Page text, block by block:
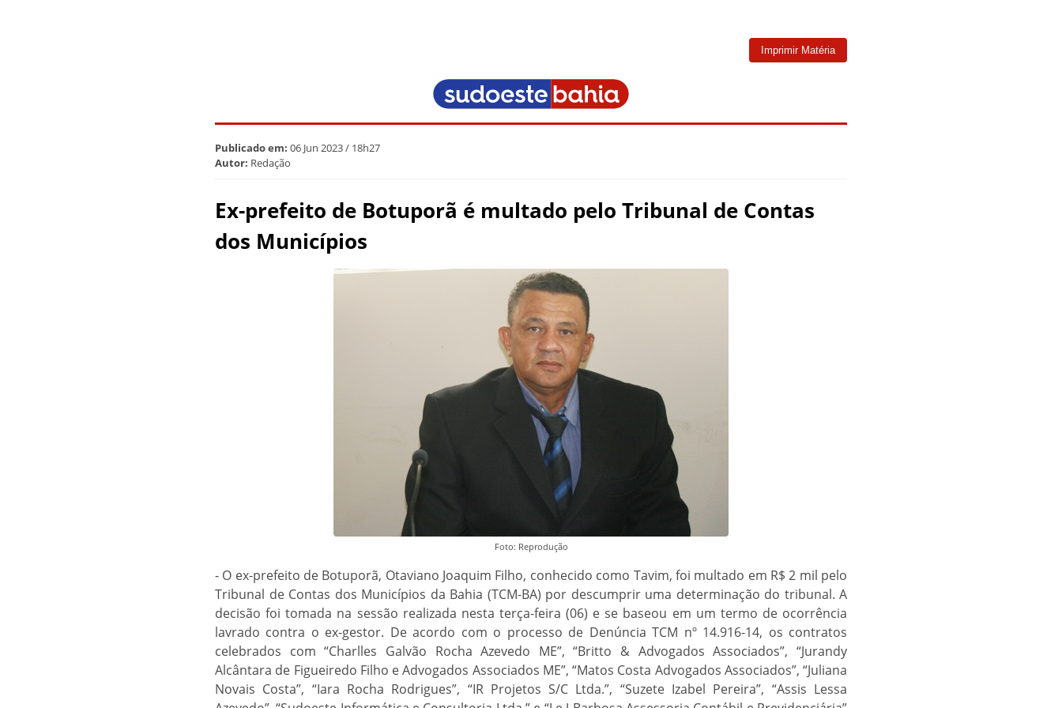
Imprimir Matéria
Publicado em: 06 Jun 2023 / 18h27
Autor: Redação
Ex-prefeito de Botuporã é multado pelo Tribunal de Contas
dos Municípios
Foto: Reprodução
- O ex-prefeito de Botuporã, Otaviano Joaquim Filho, conhecido como Tavim, foi multado em R$ 2 mil pelo
Tribunal de Contas dos Municípios da Bahia (TCM-BA) por descumprir uma determinação do tribunal. A
decisão foi tomada na sessão realizada nesta terça-feira (06) e se baseou em um termo de ocorrência
lavrado contra o ex-gestor. De acordo com o processo de Denúncia TCM nº 14.916-14, os contratos
celebrados com “Charlles Galvão Rocha Azevedo ME”, “Britto & Advogados Associados”, “Jurandy
Alcântara de Figueiredo Filho e Advogados Associados ME”, “Matos Costa Advogados Associados”, “Juliana
Novais Costa”, “Iara Rocha Rodrigues”, “IR Projetos S/C Ltda.”, “Suzete Izabel Pereira”, “Assis Lessa